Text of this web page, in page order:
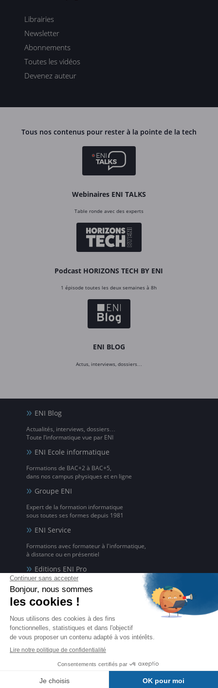
Librairies
Newsletter
Abonnements
Toutes les vidéos
Devenez auteur
Tous nos contenus pour rester à la pointe de la tech
Webinaires ENI TALKS
Table ronde avec des experts
Podcast HORIZONS TECH BY ENI
1 épisode toutes les deux semaines à 8h
ENI BLOG
Actus, interviews, dossiers…
ENI Blog
Actualités, interviews, dossiers…
Toute l’informatique vue par ENI
ENI Ecole informatique
Formations de BAC+2 à BAC+5,
dans nos campus physiques et en ligne
Groupe ENI
Expert de la formation informatique
sous toutes ses formes depuis 1981
ENI Service
Formations avec formateur à l'informatique,
à distance ou en présentiel
Editions ENI Pro
pour les organismes de formation
ENI elearning
La solution de formation à l'informatique en ligne,
disponible en 5 langues
Certifications ENI
Certifications à l'informatique
éligibles CPF et reconnues par l'État